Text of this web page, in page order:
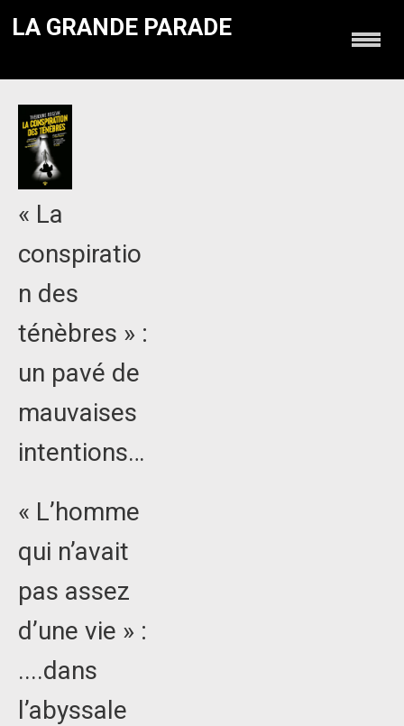
LA GRANDE PARADE
« La
conspiratio
n des
ténèbres » :
un pavé de
mauvaises
intentions…
« L’homme
qui n’avait
pas assez
d’une vie » :
....dans
l’abyssale